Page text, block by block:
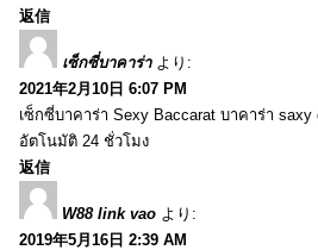
返信
เซ็กซี่บาคาร่า より:
2021年2月10日 6:07 PM
เซ็กซี่บาคาร่า Sexy Baccarat บาคาร่า
อัตโนมัติ 24 ชั่วโมง
返信
W88 link vao より:
2019年5月16日 2:39 AM